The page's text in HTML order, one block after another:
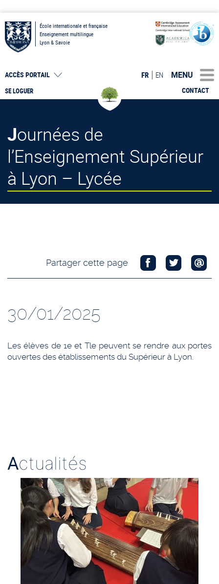
École internationale et française
Enseignement multilingue
Lyon & Savoie
SE LOGUER
ACCÈS PORTAIL
CONTACT
FR EN MENU
Journées de
l’Enseignement Supérieur
à Lyon – Lycée
Partager cette page
30/01/2025
Les élèves de 1e et Tle peuvent se rendre aux portes
ouvertes des établissements du Supérieur à Lyon.
Actualités